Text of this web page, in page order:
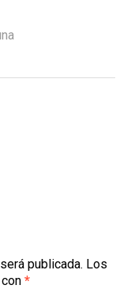
publicada. Los
*